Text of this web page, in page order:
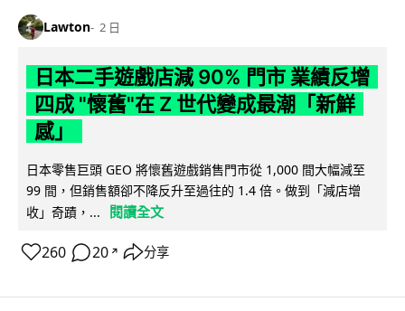
Lawton 2 日
日本二手遊戲店減 90% 門市 業績反增
四成 "懷舊"在 Z 世代變成最潮「新鮮
感」
日本零售巨頭 GEO 將懷舊遊戲銷售門市從 1,000 間大幅減至
99 間，但銷售額卻不降反升至過往的 1.4 倍。做到「減店增
收」奇蹟，...
閱讀全文
260 20 ↗ 分享